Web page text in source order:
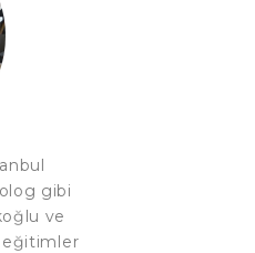
gibi
ve
eğitimler